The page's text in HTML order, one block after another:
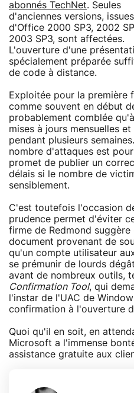
abonnés TechNet. Seules
d'anciennes versions, issues
d'Office 2000 SP3, 2002
2003 SP3, sont affectées.
L'ouverture d'une
spécialement préparée
de code à distance.
Exploitée pour la première
comme souvent en début
probablement comblée
mises à jours mensuelles
pendant plusieurs
nombre d'attaques est
promet de publier un
délais si le nombre de
sensiblement.
C'est toutefois l'occasion
prudence permet d'éviter
firme de Redmond
document provenant de
qu'un compte utilisateur
se prémunir de lourds
avant de nombreux outils,
Confirmation Tool, qui
l'instar de l'UAC de
confirmation à l'ouverture
Quoi qu'il en soit, en
Microsoft a l'immense
assistance gratuite aux